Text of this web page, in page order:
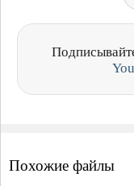
Похожие файлы